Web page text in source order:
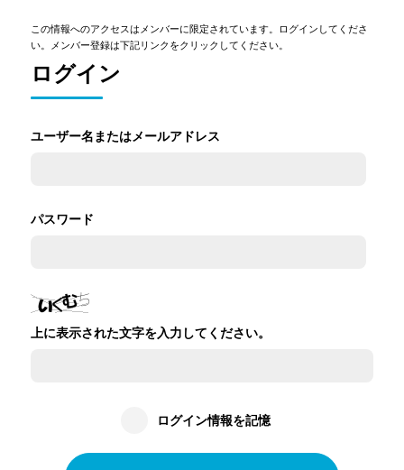
この情報へのアクセスはメンバーに限定されています。ログインしてくださ
い。メンバー登録は下記リンクをクリックしてください。
ログイン
ユーザー名またはメールアドレス
パスワード
上に表示された文字を入力してください。
ログイン情報を記憶